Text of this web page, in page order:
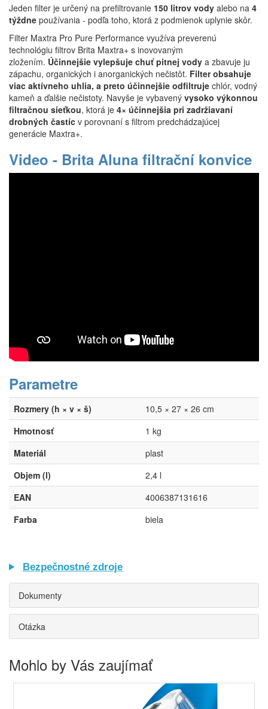
Jeden filter je určený na prefiltrovanie 150 litrov vody alebo na 4
týždne používania - podľa toho, ktorá z podmienok uplynie skôr.
Filter Maxtra Pro Pure Performance využíva preverenú
technológiu filtrov Brita Maxtra+ s inovovaným
zložením. Účinnejšie vylepšuje chuť pitnej vody a zbavuje ju
zápachu, organických i anorganických nečistôt. Filter obsahuje
viac aktívneho uhlia, a preto účinnejšie odfiltruje chlór, vodný
kameň a ďalšie nečistoty. Navyše je vybavený vysoko výkonnou
filtračnou sieťkou, ktorá je 4× účinnejšia pri zadržiavaní
drobných častíc v porovnaní s filtrom predchádzajúcej
generácie Maxtra+.
Video - Brita Aluna filtrační konvice
Parametre
Rozmery (h × v × š)
10,5 × 27 × 26 cm
Hmotnosť
1 kg
Materiál
plast
Objem (l)
2,4 l
EAN
4006387131616
Farba
biela
Bezpečnostné zdroje
Dokumenty
Otázka
Mohlo by Vás zaujímať